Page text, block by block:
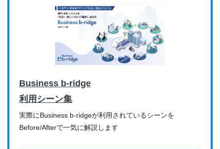
Business b-ridge
利用シーン集
実際にBusiness b-ridgeが利用されているシーンを
Before/Afterで一気に解説します